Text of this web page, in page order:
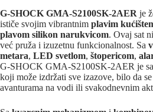
G-SHOCK GMA-S2100SK-2AER je
ističe svojim vibrantnim plavim
plavom silikon narukvicom. Ovaj sat
već pruža i izuzetnu funkcionalnost. Sa
metara, LED svetlom, štopericom,
G-SHOCK GMA-S2100SK-2AER je
koji može izdržati sve izazove, bilo da
avanturama na vodi ili svakodnevnim